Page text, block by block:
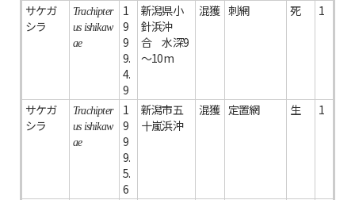
サケガ
シラ
Trachipter
us ishikaw
ae
1
9
9
9.
4.
9
新潟県小
針浜沖
合 水深9
～10m
混獲 刺網 死 1
サケガ
シラ
Trachipter
us ishikaw
ae
1
9
9
9.
5.
6
新潟市五
十嵐浜沖
混獲 定置網 生 1